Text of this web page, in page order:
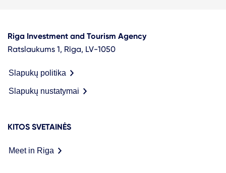
Riga Investment and Tourism Agency
Ratslaukums 1, Rīga, LV-1050
Slapukų politika
Slapukų nustatymai
KITOS SVETAINĖS
Meet in Riga